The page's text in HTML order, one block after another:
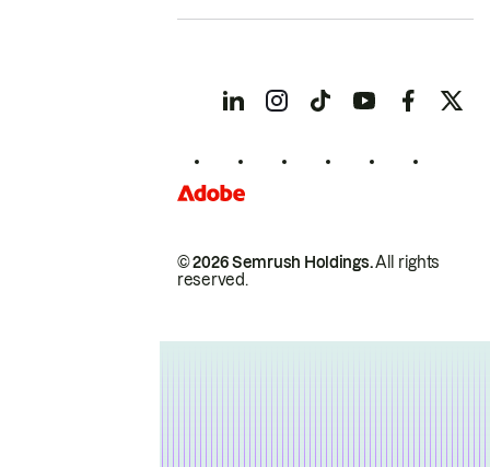
© 2026 Semrush Holdings.All rights
reserved.